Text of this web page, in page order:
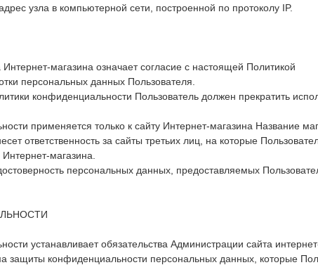
узла в компьютерной сети, построенной по протоколу IP.
магазина означает согласие с настоящей Политикой
персональных данных Пользователя.
конфиденциальности Пользователь должен прекратить
применяется только к сайту Интернет-магазина Название
ответственность за сайты третьих лиц, на которые
магазина.
персональных данных, предоставляемых
устанавливает обязательства Администрации сайта
конфиденциальности персональных данных, которые